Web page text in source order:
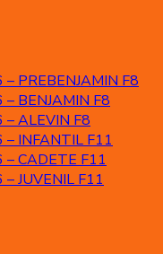
PREBENJAMIN F8
BENJAMIN F8
– ALEVIN F8
– INFANTIL F11
CADETE F11
JUVENIL F11